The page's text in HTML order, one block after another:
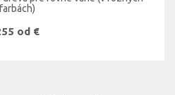
farbách)
od €